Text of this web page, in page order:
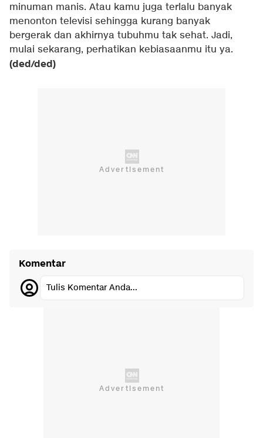
minuman manis. Atau kamu juga terlalu banyak
menonton televisi sehingga kurang banyak
bergerak dan akhirnya tubuhmu tak sehat. Jadi,
mulai sekarang, perhatikan kebiasaanmu itu ya.
(ded/ded)
Komentar
Tulis Komentar Anda...